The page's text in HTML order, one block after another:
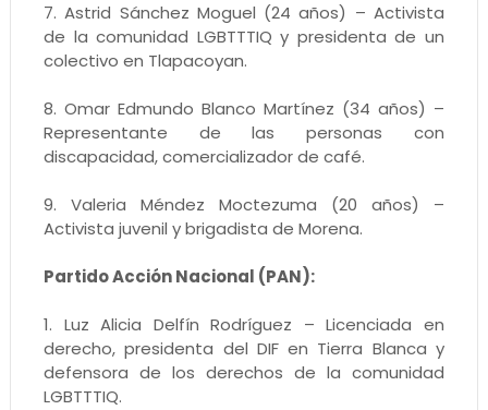
7. Astrid Sánchez Moguel (24 años) – Activista
de la comunidad LGBTTTIQ y presidenta de un
colectivo en Tlapacoyan.
8. Omar Edmundo Blanco Martínez (34 años) –
Representante de las personas con
discapacidad, comercializador de café.
9. Valeria Méndez Moctezuma (20 años) –
Activista juvenil y brigadista de Morena.
Partido Acción Nacional (PAN):
1. Luz Alicia Delfín Rodríguez – Licenciada en
derecho, presidenta del DIF en Tierra Blanca y
defensora de los derechos de la comunidad
LGBTTTIQ.